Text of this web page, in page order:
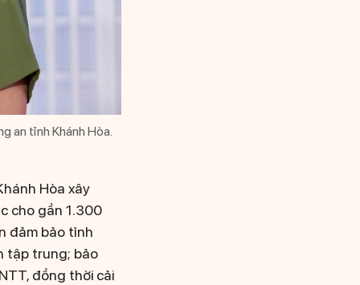
an tỉnh Khánh Hòa.
Hòa xây
cho gần 1.300
đảm bảo tỉnh
tập trung; bảo
đồng thời cải